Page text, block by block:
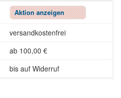
Aktion anzeigen
versandkostenfrei
ab 100,00 €
bis auf Widerruf